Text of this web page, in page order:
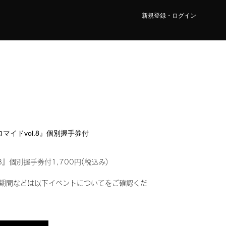
新規登録・ログイン
イドvol.8』個別握手券付
』個別握手券付1,700円(税込み)
間などは以下イベントについてをご確認くだ